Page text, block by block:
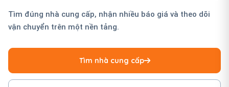
Tìm đúng nhà cung cấp, nhận nhiều báo giá và theo dõi
vận chuyển trên một nền tảng.
Tìm nhà cung cấp